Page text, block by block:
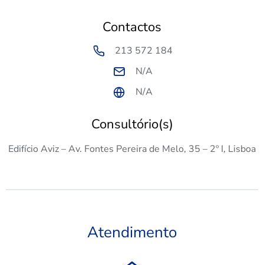
Contactos
213 572 184
N/A
N/A
Consultório(s)
Edifício Aviz – Av. Fontes Pereira de Melo, 35 – 2º I, Lisboa
Atendimento